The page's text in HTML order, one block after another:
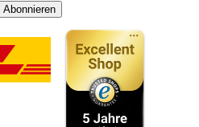
Abonnieren